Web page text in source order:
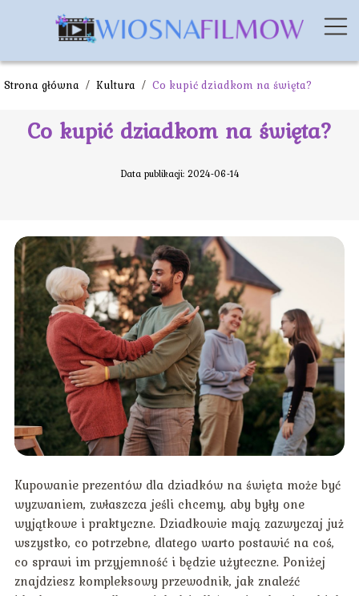
Strona główna / Kultura / Co kupić dziadkom na święta?
Co kupić dziadkom na święta?
Data publikacji: 2024-06-14
Kupowanie prezentów dla dziadków na święta może być
wyzwaniem, zwłaszcza jeśli chcemy, aby były one
wyjątkowe i praktyczne. Dziadkowie mają zazwyczaj już
wszystko, co potrzebne, dlatego warto postawić na coś,
co sprawi im przyjemność i będzie użyteczne. Poniżej
znajdziesz kompleksowy przewodnik, jak znaleźć